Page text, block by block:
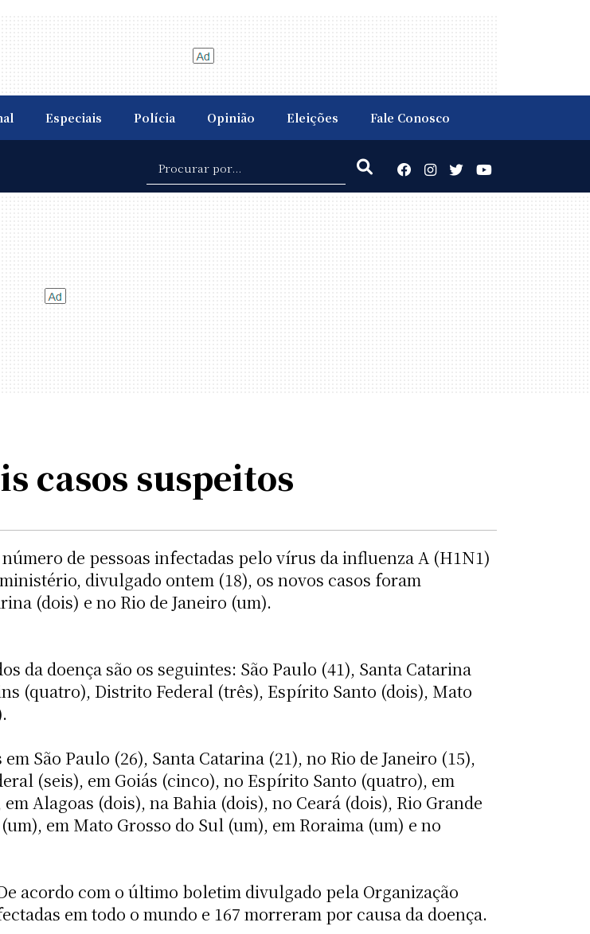
Especiais Polícia Opinião Eleições Fale Conosco
casos suspeitos
de pessoas infectadas pelo vírus da influenza A (H1N1) 
divulgado ontem (18), os novos casos foram
(dois) e no Rio de Janeiro (um).
da doença são os seguintes: São Paulo (41), Santa Catarina
(quatro), Distrito Federal (três), Espírito Santo (dois), Mato
São Paulo (26), Santa Catarina (21), no Rio de Janeiro (15),
(seis), em Goiás (cinco), no Espírito Santo (quatro), em
Alagoas (dois), na Bahia (dois), no Ceará (dois), Rio Grande
em Mato Grosso do Sul (um), em Roraima (um) e no
acordo com o último boletim divulgado pela Organização
em todo o mundo e 167 morreram por causa da doença.